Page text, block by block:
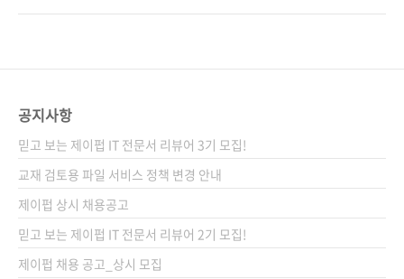
12일 오픈소스 심포지엄 : 공개 소프트웨어 공정
라우드 컴퓨팅 사례들을 모아보는 것도 의미있
들만이라도 정리하여 포스팅을 해볼까 합니다.
[클라우드 컴퓨팅 관련 금주 최신 늬우~~스!] 안
연구소 `통합보안 페어` 21일 개최 : 21일 '안랩
통합보안 페어 2009'에서 김홍선 안철수연구소
대표가 클라우드 컴퓨팅 서비스 보안전략 발표
하이닉..
공지사항
믿고 보는 제이펍 IT 전문서 리뷰어 3기 모집!
교재 검토용 파일 서비스 정책 변경 안내
제이펍 상시 채용공고
믿고 보는 제이펍 IT 전문서 리뷰어 2기 모집!
제이펍 채용 공고_상시 모집